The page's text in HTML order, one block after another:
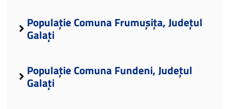
Populație Comuna Frumușița, Județul
Galați
Populație Comuna Fundeni, Județul
Galați